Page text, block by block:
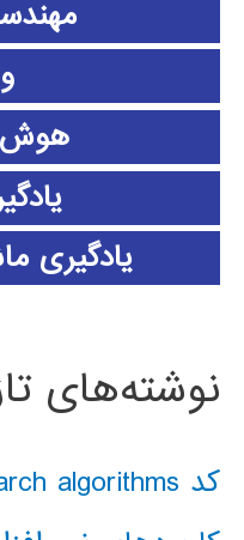
هوش
یادگیری
نوشته‌های
کد classical AI search algorithms